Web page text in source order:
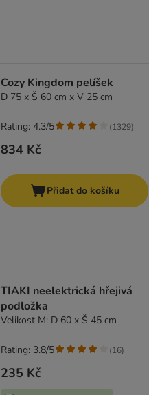
Cozy Kingdom pelíšek
D 75 x Š 60 cm x V 25 cm
834 Kč
Rating: 4.3/5 (1329)
Přidat do košíku
TIAKI neelektrická hřejivá
podložka
Velikost M: D 60 x Š 45 cm
235 Kč
Rating: 3.8/5 (16)